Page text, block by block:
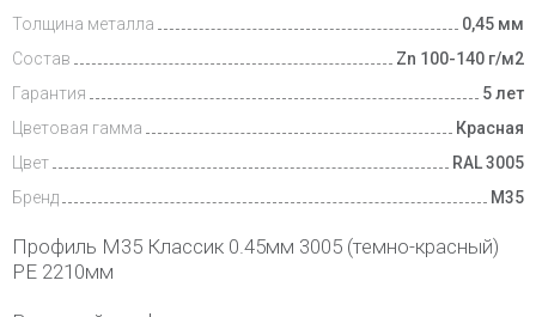
Толщина металла
0,45 мм
Состав
Zn 100-140 г/м2
Гарантия
5 лет
Цветовая гамма
Красная
Цвет
RAL 3005
Бренд
М35
Профиль М35 Классик 0.45мм 3005 (темно-красный)
РЕ 2210мм